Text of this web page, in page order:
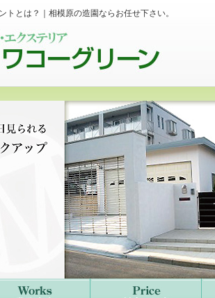
トとは？｜相模原の造園ならお任せ下さい。